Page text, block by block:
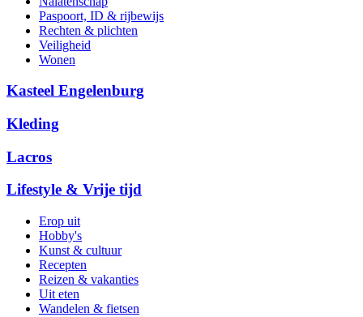
Paspoort, ID & rijbewijs
Rechten & plichten
Veiligheid
Wonen
Kasteel Engelenburg
Kleding
Lacros
Lifestyle & Vrije tijd
Erop uit
Hobby's
Kunst & cultuur
Recepten
Reizen & vakanties
Uit eten
Wandelen & fietsen